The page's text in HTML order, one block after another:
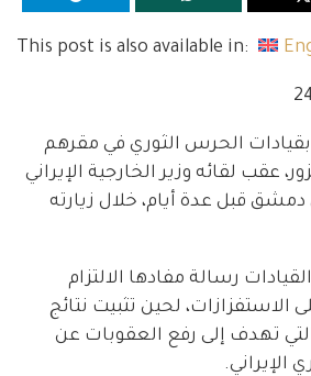
This post is also available in:
الحرس الثوري في مقرهم
عقب لقائه وزير الخارجية الإيراني
دمشق قبل عدة أيام، خلال زيارته
رسالة مفادها الالتزام
الاستفزازات، لحين تثبيت نتائج
تهدف إلى رفع العقوبات عن
الإيراني.